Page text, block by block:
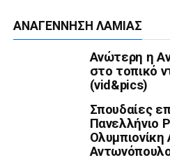
ΑΝΑΓΈΝΝΗΣΗ ΛΑΜΊΑΣ
Ανώτερη η
στο τοπικό
(vid&pics)
Σπουδαίες
Πανελλήνιο